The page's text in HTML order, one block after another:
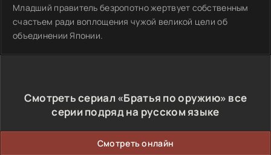
Младший правитель безропотно жертвует собственным
счастьем ради воплощения чужой великой цели об
объединении Японии.
Смотреть сериал «Братья по оружию» все
серии подряд на русском языке
Смотреть онлайн